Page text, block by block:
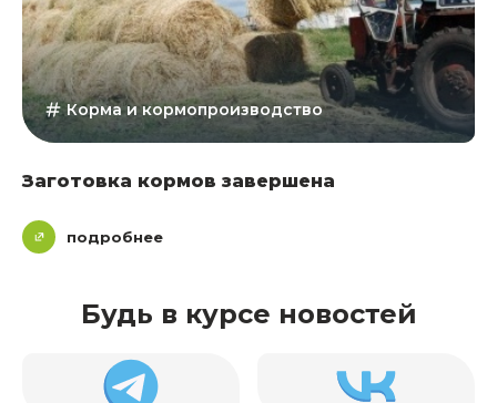
Корма и кормопроизводство
Заготовка кормов завершена
подробнее
Будь в курсе новостей